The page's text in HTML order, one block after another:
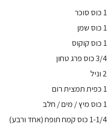
1 כוס סוכר
1 כוס שמן
1 כוס קוקוס
3/4 כוס פרג טחון
2 וניל
1 כפית תמצית רום
1 כוס מיץ / מים / חלב
1-1/4 כוס קמח תופח (אחד ורבע)